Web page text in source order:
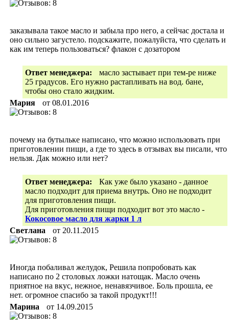
заказывала такое масло и забыла про него, а сейчас достала и
оно сильно загустело. подскажите, пожалуйста, что сделать и
как им теперь пользоваться? флакон с дозатором
Ответ менеджера:
масло застывает при тем-ре ниже
25 градусов. Его нужно растапливать на вод. бане,
чтобы оно стало жидким.
Мария
от 08.01.2016
почему на бутыльке написано, что можно использовать при
приготовлении пищи, а где то здесь в отзывах вы писали, что
нельзя. Дак можно или нет?
Ответ менеджера:
Как уже было указано - данное
масло подходит для приема внутрь. Оно не подходит
для приготовления пищи.
Для приготовления пищи подходит вот это масло -
Кокосовое масло для жарки 1 л
Светлана
от 20.11.2015
Иногда побаливал желудок, Решила попробовать как
написано по 2 столовых ложки натощак. Масло очень
приятное на вкус, нежное, ненавязчивое. Боль прошла, ее
нет. огромное спасибо за такой продукт!!!
Марина
от 14.09.2015